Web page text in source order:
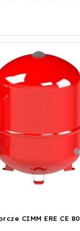
CIMM ERE CE 80